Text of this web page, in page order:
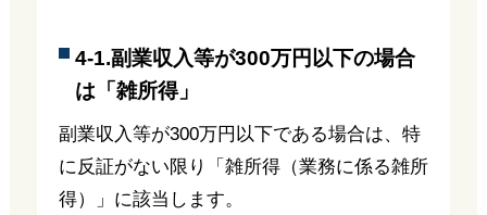
4-1.副業収入等が300万円以下の場合
は「雑所得」
副業収入等が300万円以下である場合は、特
に反証がない限り「雑所得（業務に係る雑所
得）」に該当します。